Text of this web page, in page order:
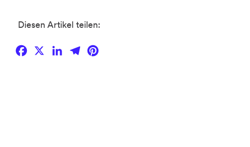
Diesen Artikel teilen:
Facebook
X LinkedIn
Telegram